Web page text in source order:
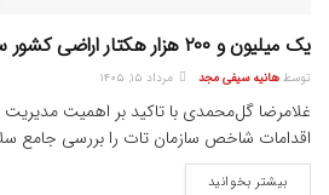
یک میلیون و ۲۰۰ هزار هکتار اراضی کشور سدیمی و شور است
توسط هانیه سیفی مجد مرداد ۱۵, ۱۴۰۵
غلامرضا گل‌محمدی با تاکید بر اهمیت مدیریت
اقدامات شاخص سازمان تات را بررسی جامع
بیشتر بخوانید